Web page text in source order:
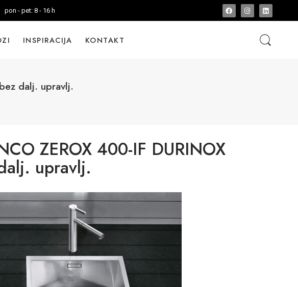
pon - pet: 8 - 16 h
INSPIRACIJA KONTAKT
dalj. upravlj.
ZEROX 400-IF DURINOX
upravlj.